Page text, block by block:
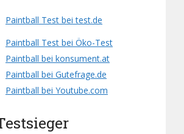
Paintball Test bei test.de
Paintball Test bei Öko-Test
Paintball bei konsument.at
Paintball bei Gutefrage.de
Paintball bei Youtube.com